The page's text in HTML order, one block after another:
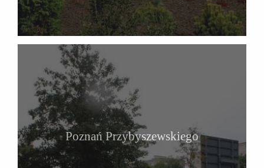
Poznań Przybyszewskiego